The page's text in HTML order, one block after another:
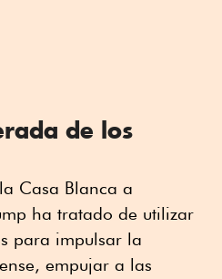
de los
Casa Blanca a
ha tratado de utilizar
para impulsar la
empujar a las